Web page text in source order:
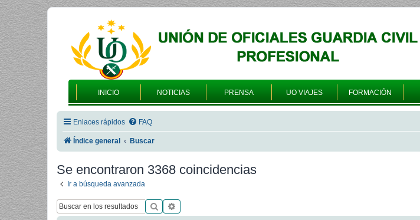
INICIO NOTICIAS PRENSA UO VIAJES FORMACIÓN
Enlaces rápidos FAQ
Índice general Buscar
Se encontraron 3368 coincidencias
Ir a búsqueda avanzada
Buscar